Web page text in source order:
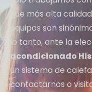
que más alta
equipos son
lo tanto, ante la
acondicionado
un sistema de
contactarnos o